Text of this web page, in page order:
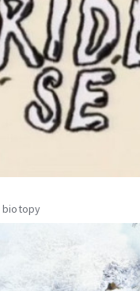
biotopy